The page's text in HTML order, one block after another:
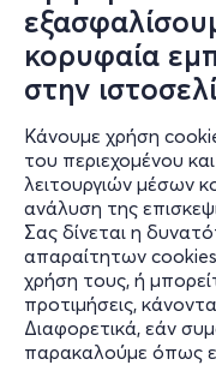
κορυφαία
στην
Κάνουμε χρήση
του περιεχομένου
λειτουργιών μέσων
ανάλυση της
Σας δίνεται η
απαραίτητων
χρήση τους, ή
προτιμήσεις,
Διαφορετικά, εάν
παρακαλούμε όπως
ΥΠΗΡΕΤΗΣ
Δημοτικό θέατρο